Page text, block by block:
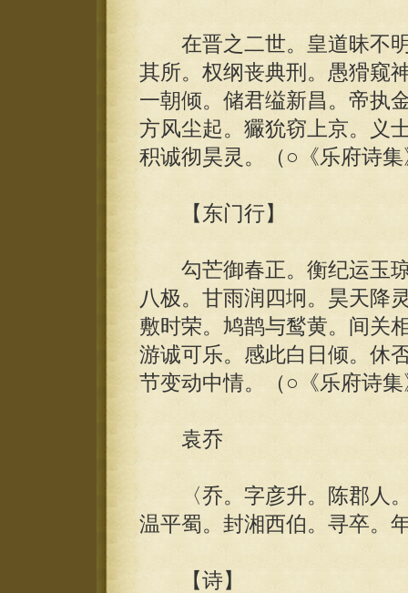
在晋之二世。皇道昧不明
其所。权纲丧典刑。愚猾窥
一朝倾。储君缢新昌。帝执
方风尘起。玁狁窃上京。义
积诚彻昊灵。（○《乐府诗
【东门行】
勾芒御春正。衡纪运玉琼
八极。甘雨润四坰。昊天降
敷时荣。鸠鹊与鹙黄。间关
游诚可乐。感此白日倾。休
节变动中情。（○《乐府诗
袁乔
〈乔。字彦升。陈郡人。
温平蜀。封湘西伯。寻卒。
【诗】